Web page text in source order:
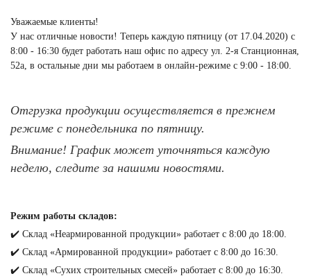
Уважаемые клиенты!
У нас отличные новости! Теперь каждую пятницу (от 17.04.2020) с
8:00 - 16:30 будет работать наш офис по адресу ул. 2-я Станционная,
52а, в остальные дни мы работаем в онлайн-режиме с 9:00 - 18:00.
Отгрузка продукции осуществляется в прежнем
режиме с понедельника по пятницу.
Внимание! График может уточняться каждую
неделю, следите за нашими новостями.
Режим работы складов:
✔️ Склад «Неармированной продукции» работает с 8:00 до 18:00.
✔️ Склад «Армированной продукции» работает с 8:00 до 16:30.
✔️ Склад «Сухих строительных смесей» работает с 8:00 до 16:30.